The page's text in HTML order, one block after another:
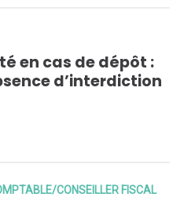
en cas de dépôt :
d’interdiction
CONSEILLER FISCAL